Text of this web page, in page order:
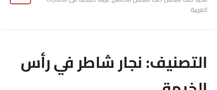
العربية
التصنيف:نجار شاطر في رأس